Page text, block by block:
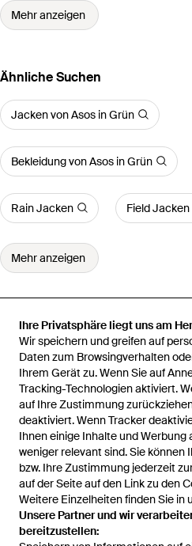
Ihre Privatsphäre liegt uns am
Wir speichern und greifen auf
Daten zum Browsingverhalten
Ihrem Gerät zu. Wenn Sie auf
Tracking-Technologien aktiviert.
auf Ihre Zustimmung
deaktiviert. Wenn Tracker
Ihnen einige Inhalte und Werbung
weniger relevant sind. Sie können
bzw. Ihre Zustimmung jederzeit
auf der Seite auf den Link zu den
Weitere Einzelheiten finden Sie in
Unsere Partner und wir
bereitzustellen:
Mehr anzeigen
Ähnliche Suchen
Jacken von Asos in Grün
Bekleidung von Asos in Grün
Rain Jacken Field Jacken
Mehr anzeigen
Startseite Herren Jacken –
Hilfe und Informationen